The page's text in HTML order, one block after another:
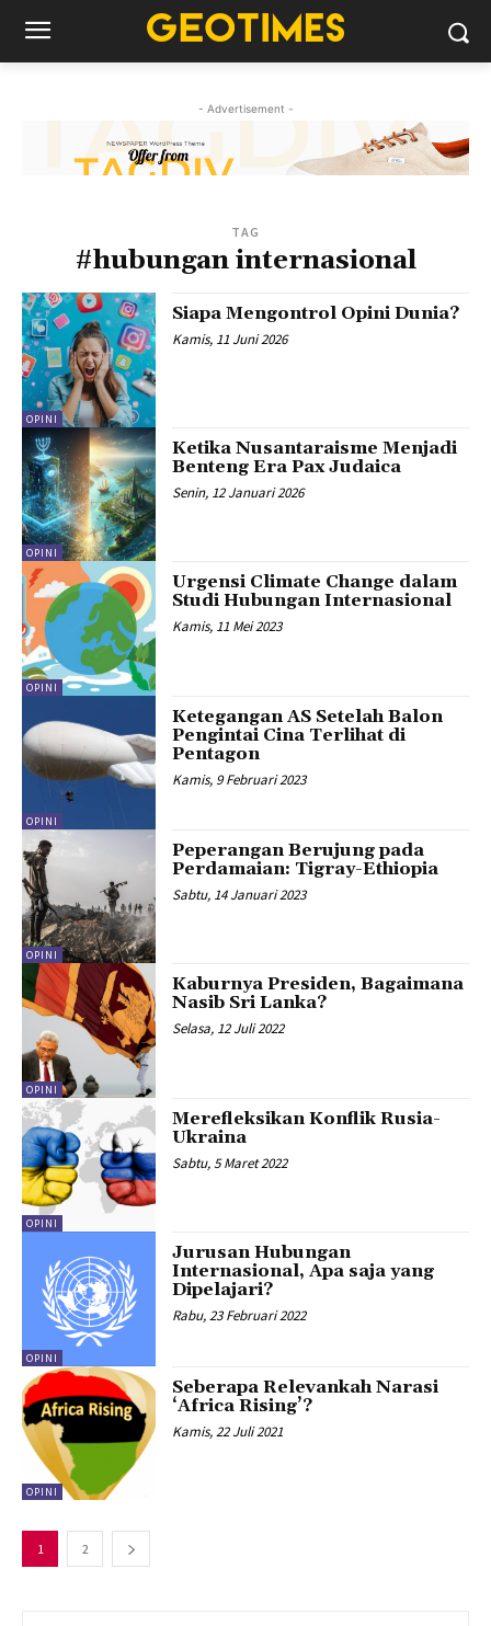
- Advertisement -
TAG
#hubungan internasional
OPINI
Siapa Mengontrol Opini Dunia?
Kamis, 11 Juni 2026
OPINI
Ketika Nusantaraisme Menjadi
Benteng Era Pax Judaica
Senin, 12 Januari 2026
OPINI
Urgensi Climate Change dalam
Studi Hubungan Internasional
Kamis, 11 Mei 2023
OPINI
Ketegangan AS Setelah Balon
Pengintai Cina Terlihat di
Pentagon
Kamis, 9 Februari 2023
OPINI
Peperangan Berujung pada
Perdamaian: Tigray-Ethiopia
Sabtu, 14 Januari 2023
OPINI
Kaburnya Presiden, Bagaimana
Nasib Sri Lanka?
Selasa, 12 Juli 2022
OPINI
Merefleksikan Konflik Rusia-
Ukraina
Sabtu, 5 Maret 2022
OPINI
Jurusan Hubungan
Internasional, Apa saja yang
Dipelajari?
Rabu, 23 Februari 2022
OPINI
Seberapa Relevankah Narasi
‘Africa Rising’?
Kamis, 22 Juli 2021
1 2